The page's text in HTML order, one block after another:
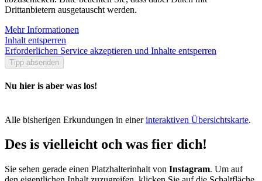
Drittanbietern ausgetauscht werden.
Mehr Informationen
Inhalt entsperren
Erforderlichen Service akzeptieren und Inhalte entsperren
Tipp absenden
Nu hier is aber was los!
Alle bisherigen Erkundungen in einerinteraktiven Übersichtskarte.
Des is vielleicht och was fier dich!
Sie sehen gerade einen Platzhalterinhalt von Instagram. Um auf